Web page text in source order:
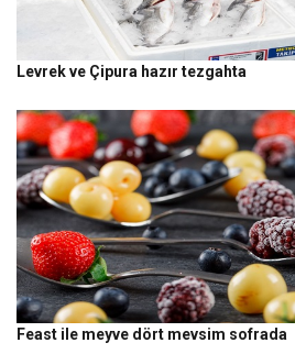
Levrek ve Çipura hazır tezgahta
Feast ile meyve dört mevsim sofrada